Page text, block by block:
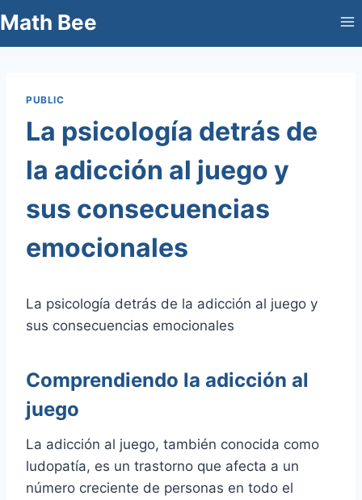
to
Math Bee
PUBLIC
La psicología detrás de
la adicción al juego y
sus consecuencias
emocionales
La psicología detrás de la adicción al juego y
sus consecuencias emocionales
Comprendiendo la adicción al
juego
La adicción al juego, también conocida como
ludopatía, es un trastorno que afecta a un
número creciente de personas en todo el